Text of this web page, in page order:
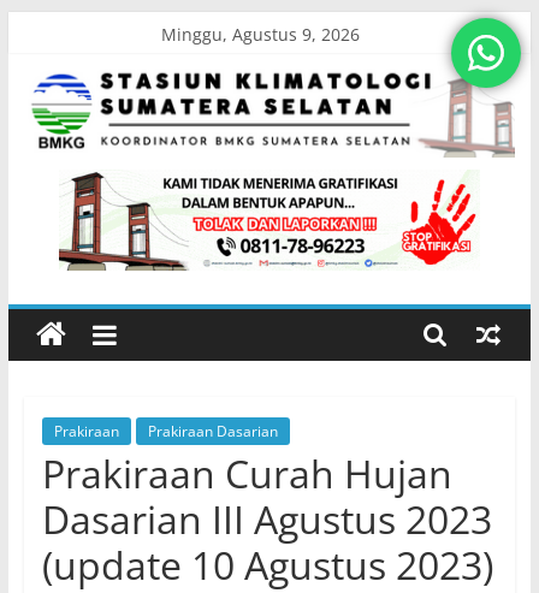
content
Minggu, Agustus 9, 2026
Stasiun
Klimatologi
Sumatera
Koordinator
BMKG
Sumatera
Selatan
Prakiraan Prakiraan Dasarian
Prakiraan Curah Hujan
Dasarian III Agustus 2023
(update 10 Agustus 2023)